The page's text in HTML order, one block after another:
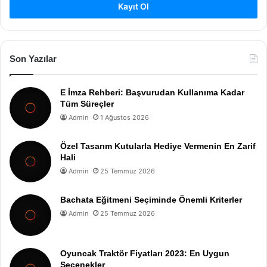
Kayıt Ol
Son Yazılar
E İmza Rehberi: Başvurudan Kullanıma Kadar
Tüm Süreçler
Admin 1 Ağustos 2026
Özel Tasarım Kutularla Hediye Vermenin En Zarif
Hali
Admin 25 Temmuz 2026
Bachata Eğitmeni Seçiminde Önemli Kriterler
Admin 25 Temmuz 2026
Oyuncak Traktör Fiyatları 2023: En Uygun
Seçenekler